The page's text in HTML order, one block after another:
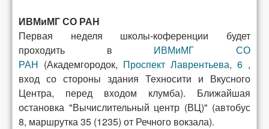
ИВМиМГ СО РАН
Первая неделя школы-коференции будет
проходить в ИВМиМГ СО
РАН (Академгородок, Проспект Лаврентьева, 6 ,
вход со стороны здания Техносити и Вкусного
Центра, перед входом клумба). Ближайшая
остановка "Вычислительный центр (ВЦ)" (автобус
8, маршрутка 35 (1235) от Речного вокзала).